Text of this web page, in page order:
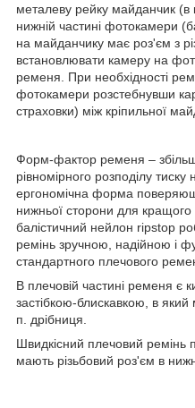
металеву рейку майданчик (в
нижній частині фотокамери
на майданчику має роз'єм з
встановлювати камеру на
ременя. При необхідності
фотокамери розстебнувши
страховки) між кріпильної
Форм-фактор ременя –
рівномірного розподілу
ергономічна форма
нижньої сторони для кращого
балістичний нейлон ripstop
ремінь зручною, надійною і
стандартного плечового
В плечовій частині ременя є
застібкою-блискавкою, в
п. дрібниця.
Швидкісний плечовий ремінь
мають різьбовий роз'єм в